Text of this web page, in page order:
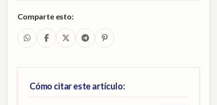
Comparte esto:
Cómo citar este artículo: